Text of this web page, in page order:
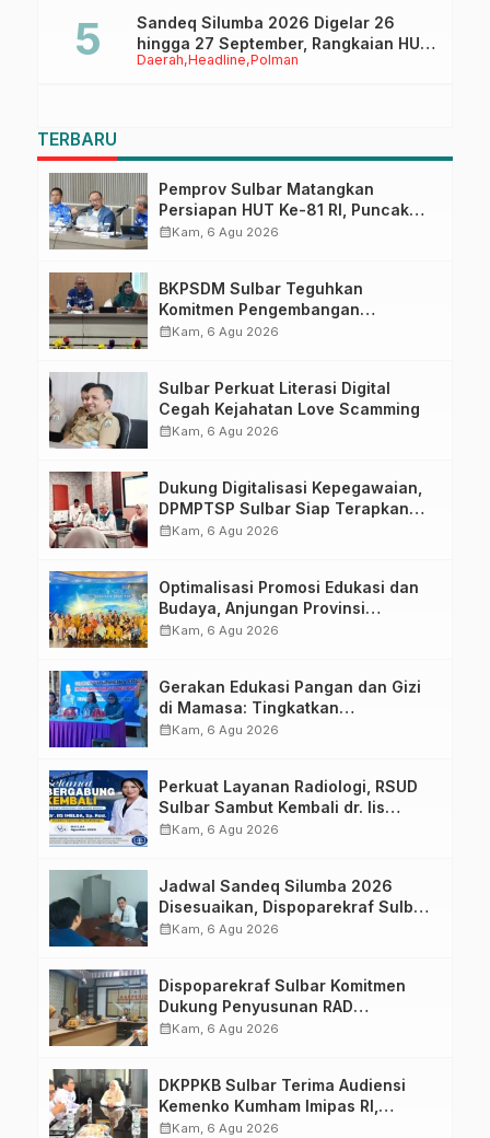
Daerah Headline Polman
Sandeq Silumba 2026 Digelar 26
hingga 27 September, Rangkaian HUT
Sulbar
TERBARU
Pemprov Sulbar Matangkan
Persiapan HUT Ke-81 RI, Puncak
Upacara di Lapangan Ahmad
calendar_monthKam, 6 Agu 2026
BKPSDM Sulbar Teguhkan
Komitmen Pengembangan
Kompetensi ASN melalui
calendar_monthKam, 6 Agu 2026
Sulbar Perkuat Literasi Digital
Cegah Kejahatan Love Scamming
calendar_monthKam, 6 Agu 2026
Dukung Digitalisasi Kepegawaian,
DPMPTSP Sulbar Siap Terapkan
Aplikasi FLEKSI ASN
calendar_monthKam, 6 Agu 2026
Optimalisasi Promosi Edukasi dan
Budaya, Anjungan Provinsi
Sulawesi Barat Perkuat Kolaborasi
calendar_monthKam, 6 Agu 2026
Gerakan Edukasi Pangan dan Gizi
di Mamasa: Tingkatkan
Pengetahuan dan Keterampilan
calendar_monthKam, 6 Agu 2026
Perkuat Layanan Radiologi, RSUD
Sulbar Sambut Kembali dr. Iis
Imelda, Sp.Rad
calendar_monthKam, 6 Agu 2026
Jadwal Sandeq Silumba 2026
Disesuaikan, Dispoparekraf Sulbar
Pastikan Persiapan Tetap
calendar_monthKam, 6 Agu 2026
Dispoparekraf Sulbar Komitmen
Dukung Penyusunan RAD
TPB/SDGs Sulawesi Barat
calendar_monthKam, 6 Agu 2026
DKPPKB Sulbar Terima Audiensi
Kemenko Kumham Imipas RI,
Perkuat Pelayanan Kesehatan bagi
calendar_monthKam, 6 Agu 2026